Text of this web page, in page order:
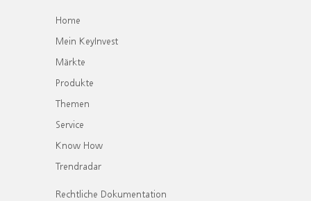
Home
Mein KeyInvest
Märkte
Produkte
Themen
Service
Know How
Trendradar
Rechtliche Dokumentation